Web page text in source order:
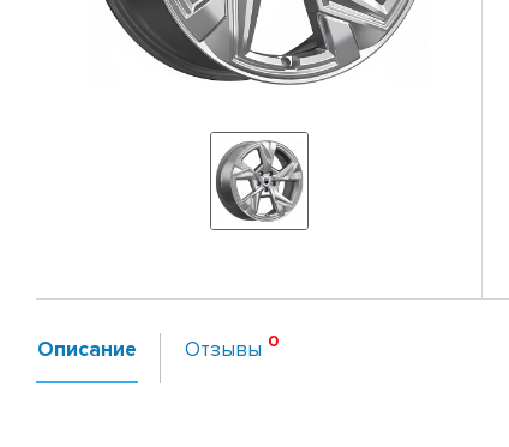
Описание Отзывы